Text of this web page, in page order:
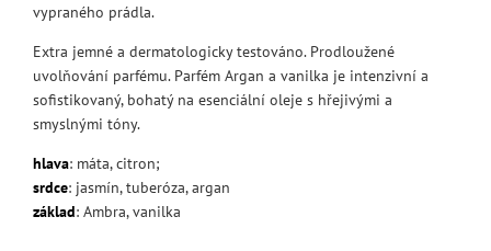
vypraného prádla.
Extra jemné a dermatologicky testováno. Prodloužené
uvolňování parfému. Parfém Argan a vanilka je intenzivní a
sofistikovaný, bohatý na esenciální oleje s hřejivými a
smyslnými tóny.
hlava: máta, citron;
srdce: jasmín, tuberóza, argan
základ: Ambra, vanilka